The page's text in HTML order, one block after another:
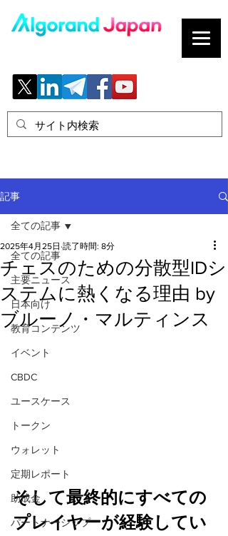
記事
全ての記事
主要ニュース
日本向け
教育コンテンツ
イベント
CBDC
ユースケース
トークン
ウォレット
定期レポート
助成金
パートナーシップ
全ての記事
チェスのための分散型IDシ
ステムに熱くなる理由 by
ブルーノ・マルティンス
2025年4月25日 読了時間: 8分
そして最終的にすべての
プレイヤーが経験してい